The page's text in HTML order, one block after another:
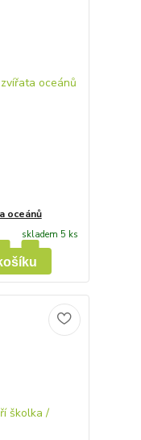
oceánů
skladem 5 ks